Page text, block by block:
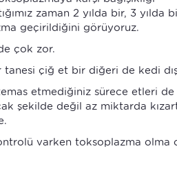
zaman 2 yılda bir, 3 yılda
geçirildiğini görüyoruz.
çok zor.
çiğ et bir diğeri de kedi
etmediğiniz sürece etleri
şekilde değil az miktarda
varken toksoplazma olma